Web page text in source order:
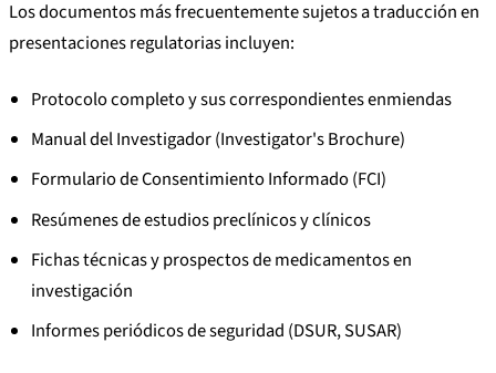
Los documentos más frecuentemente sujetos a traducción en
presentaciones regulatorias incluyen:
Protocolo completo y sus correspondientes enmiendas
Manual del Investigador (Investigator's Brochure)
Formulario de Consentimiento Informado (FCI)
Resúmenes de estudios preclínicos y clínicos
Fichas técnicas y prospectos de medicamentos en
investigación
Informes periódicos de seguridad (DSUR, SUSAR)